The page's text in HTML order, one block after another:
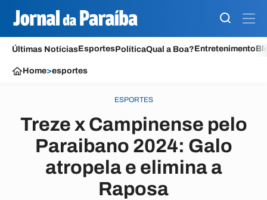
Últimas NotíciasEsportesPolíticaQual a Boa?Entretenimento
Home>esportes
ESPORTES
Treze x Campinense pelo
Paraibano 2024: Galo
atropela e elimina a
Raposa